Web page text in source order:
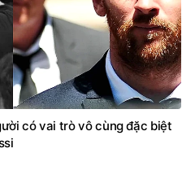
có vai trò vô cùng đặc biệt